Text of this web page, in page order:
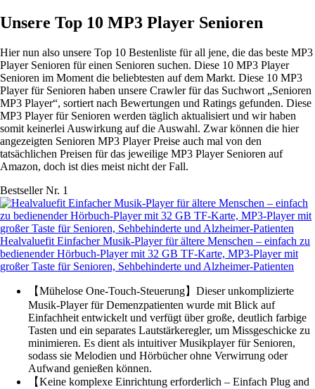
Unsere Top 10 MP3 Player Senioren
Hier nun also unsere Top 10 Bestenliste für all jene, die das beste MP3
Player Senioren für einen Senioren suchen. Diese 10 MP3 Player
Senioren im Moment die beliebtesten auf dem Markt. Diese 10 MP3
Player für Senioren haben unsere Crawler für das Suchwort „Senioren
MP3 Player“, sortiert nach Bewertungen und Ratings gefunden. Diese
MP3 Player für Senioren werden täglich aktualisiert und wir haben
somit keinerlei Auswirkung auf die Auswahl. Zwar können die hier
angezeigten Senioren MP3 Player Preise auch mal von den
tatsächlichen Preisen für das jeweilige MP3 Player Senioren auf
Amazon, doch ist dies meist nicht der Fall.
Bestseller Nr. 1
Healvaluefit Einfacher Musik-Player für ältere Menschen – einfach zu
bedienender Hörbuch-Player mit 32 GB TF-Karte, MP3-Player mit
großer Taste für Senioren, Sehbehinderte und Alzheimer-Patienten
【Mühelose One-Touch-Steuerung】Dieser unkomplizierte
Musik-Player für Demenzpatienten wurde mit Blick auf
Einfachheit entwickelt und verfügt über große, deutlich farbige
Tasten und ein separates Lautstärkeregler, um Missgeschicke zu
minimieren. Es dient als intuitiver Musikplayer für Senioren,
sodass sie Melodien und Hörbücher ohne Verwirrung oder
Aufwand genießen können.
【Keine komplexe Einrichtung erforderlich – Einfach Plug and